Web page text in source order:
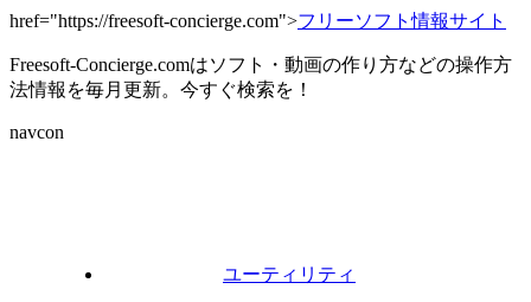
href="https://freesoft-concierge.com">フリーソフト情報サイト
Freesoft-Concierge.comはソフト・動画の作り方などの操作方
法情報を毎月更新。今すぐ検索を！
navcon
ユーティリティ